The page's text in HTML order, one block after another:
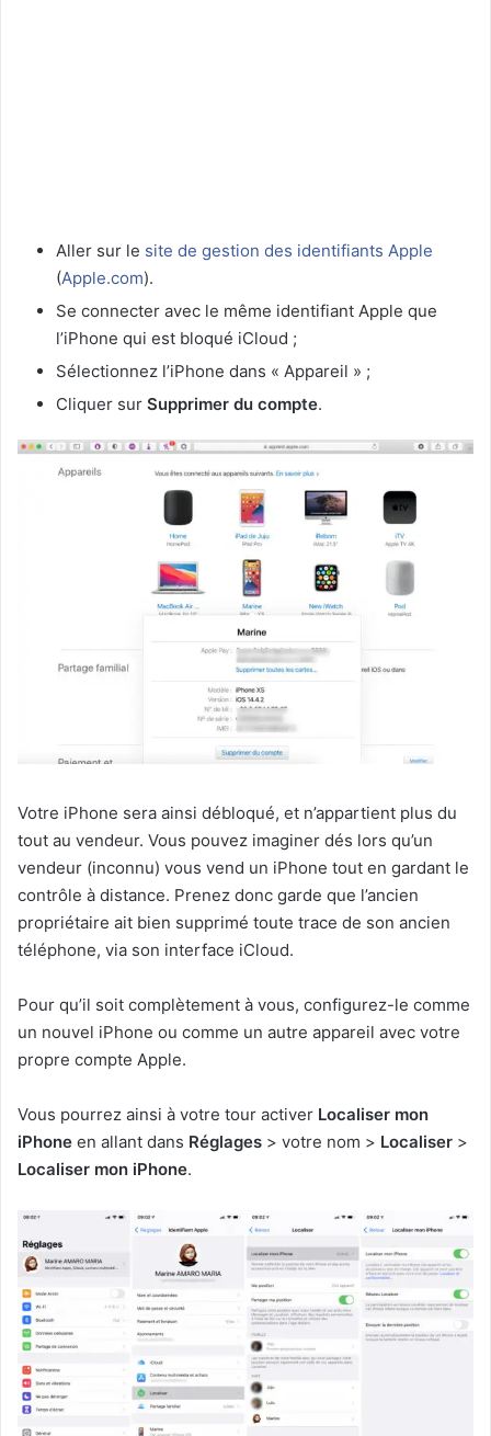
Aller sur le site de gestion des identifiants Apple
(Apple.com).
Se connecter avec le même identifiant Apple que
l’iPhone qui est bloqué iCloud ;
Sélectionnez l’iPhone dans « Appareil » ;
Cliquer sur Supprimer du compte.
Votre iPhone sera ainsi débloqué, et n’appartient plus du
tout au vendeur. Vous pouvez imaginer dés lors qu’un
vendeur (inconnu) vous vend un iPhone tout en gardant le
contrôle à distance. Prenez donc garde que l’ancien
propriétaire ait bien supprimé toute trace de son ancien
téléphone, via son interface iCloud.
Pour qu’il soit complètement à vous, configurez-le comme
un nouvel iPhone ou comme un autre appareil avec votre
propre compte Apple.
Vous pourrez ainsi à votre tour activer Localiser mon
iPhone en allant dans Réglages > votre nom > Localiser >
Localiser mon iPhone.